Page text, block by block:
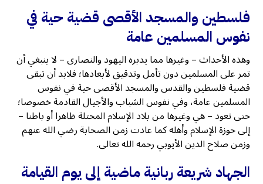
فلسطين والمسجد الأقصى قضية حية في
نفوس المسلمين عامة
وهذه الأحداث – وغيرها مما يدبره اليهود والنصارى – لا ينبغي أن
تمر على المسلمين دون تأمل وتدقيق لأبعادها؛ فلابد أن تبقى
قضية فلسطين والقدس والمسجد الأقصى حية في نفوس
المسلمين عامة، وفي نفوس الشباب والأجيال القادمة خصوصا؛
حتى تعود – هي وغيرها من بلاد الإسلام المحتلة ظاهرا أو باطنا –
إلى حوزة الإسلام وأهله كما عادت زمن الصحابة رضي الله عنهم
وزمن صلاح الدين الأيوبي رحمه الله تعالى.
الجهاد شريعة ربانية ماضية إلى يوم القيامة